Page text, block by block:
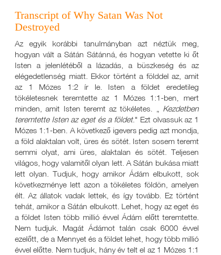
Transcript of Why Satan Was Not
Destroyed
Az egyik korábbi tanulmányban azt néztük meg,
hogyan vált a Sátán Sátánná, és hogyan vetette ki őt
Isten a jelenlétéből a lázadás, a büszkeség és az
elégedetlenség miatt. Ekkor történt a földdel az, amit
az 1 Mózes 1:2 ír le. Isten a földet eredetileg
tökéletesnek teremtette az 1 Mózes 1:1-ben, mert
minden, amit Isten teremt az tökéletes. „ Kezdetben
teremtette Isten az eget és a földet." Ezt olvassuk az 1
Mózes 1:1-ben. A következő igevers pedig azt mondja,
a föld alaktalan volt, üres és sötét. Isten sosem teremt
semmi olyat, ami üres, alaktalan és sötét. Teljesen
világos, hogy valamitől olyan lett. A Sátán bukása miatt
lett olyan. Tudjuk, hogy amikor Ádám elbukott, sok
következménye lett azon a tökéletes földön, amelyen
élt. Az állatok vadak lettek, és így tovább. Ez történt
tehát, amikor a Sátán elbukott. Lehet, hogy az eget és
a földet Isten több millió évvel Ádám előtt teremtette.
Nem tudjuk. Magát Ádámot talán csak 6000 évvel
ezelőtt, de a Mennyet és a földet lehet, hogy több millió
évvel előtte. Nem tudjuk, hány év telt el az 1 Mózes 1:1